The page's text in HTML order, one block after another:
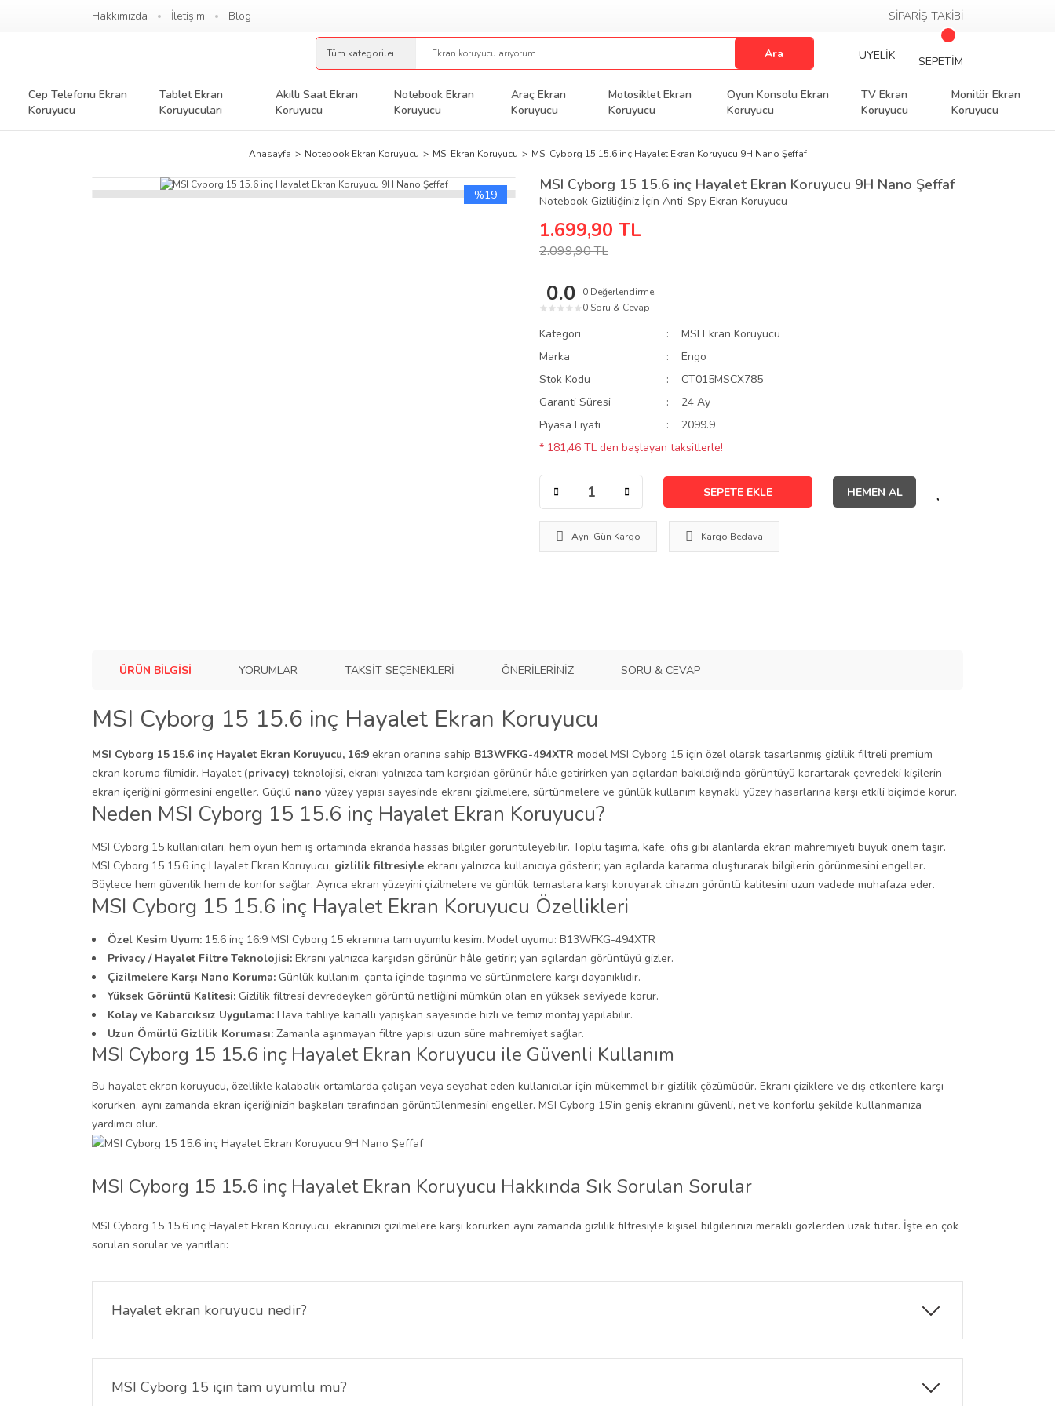
Hakkımızda İletişim Blog SİPARİŞ TAKİBİ
Ara ÜYELİK SEPETİM
Cep Telefonu Ekran
Koruyucu
Tablet Ekran
Koruyucuları
Akıllı Saat Ekran
Koruyucu
Notebook Ekran
Koruyucu
Araç Ekran
Koruyucu
Motosiklet Ekran
Koruyucu
Oyun Konsolu Ekran
Koruyucu
TV Ekran
Koruyucu
Monitör Ekran
Koruyucu
Anasayfa Notebook Ekran Koruyucu MSI Ekran Koruyucu MSI Cyborg 15 15.6 inç Hayalet Ekran Koruyucu 9H Nano Şeffaf
%19
MSI Cyborg 15 15.6 inç Hayalet Ekran Koruyucu 9H Nano Şeffaf
Notebook Gizliliğiniz İçin Anti-Spy Ekran Koruyucu
1.699,90 TL
2.099,90 TL
0.0
★ ★ ★ ★ ★
0 Değerlendirme
0 Soru & Cevap
Kategori
MSI Ekran Koruyucu
Marka
Engo
Stok Kodu
CT015MSCX785
Garanti Süresi
24 Ay
Piyasa Fiyatı
2099.9
* 181,46 TL den başlayan taksitlerle!
SEPETE EKLE HEMEN AL
Aynı Gün Kargo Kargo Bedava
ÜRÜN BILGISI YORUMLAR TAKSIT SEÇENEKLERI ÖNERILERINIZ SORU & CEVAP
MSI Cyborg 15 15.6 inç Hayalet Ekran Koruyucu
MSI Cyborg 15 15.6 inç Hayalet Ekran Koruyucu, 16:9 ekran oranına sahip B13WFKG-494XTR model MSI Cyborg 15 için özel olarak tasarlanmış gizlilik filtreli premium
ekran koruma filmidir. Hayalet (privacy) teknolojisi, ekranı yalnızca tam karşıdan görünür hâle getirirken yan açılardan bakıldığında görüntüyü karartarak çevredeki kişilerin
ekran içeriğini görmesini engeller. Güçlü nano yüzey yapısı sayesinde ekranı çizilmelere, sürtünmelere ve günlük kullanım kaynaklı yüzey hasarlarına karşı etkili biçimde korur.
Neden MSI Cyborg 15 15.6 inç Hayalet Ekran Koruyucu?
MSI Cyborg 15 kullanıcıları, hem oyun hem iş ortamında ekranda hassas bilgiler görüntüleyebilir. Toplu taşıma, kafe, ofis gibi alanlarda ekran mahremiyeti büyük önem taşır.
MSI Cyborg 15 15.6 inç Hayalet Ekran Koruyucu, gizlilik filtresiyle ekranı yalnızca kullanıcıya gösterir; yan açılarda kararma oluşturarak bilgilerin görünmesini engeller.
Böylece hem güvenlik hem de konfor sağlar. Ayrıca ekran yüzeyini çizilmelere ve günlük temaslara karşı koruyarak cihazın görüntü kalitesini uzun vadede muhafaza eder.
MSI Cyborg 15 15.6 inç Hayalet Ekran Koruyucu Özellikleri
Özel Kesim Uyum: 15.6 inç 16:9 MSI Cyborg 15 ekranına tam uyumlu kesim. Model uyumu: B13WFKG-494XTR
Privacy / Hayalet Filtre Teknolojisi: Ekranı yalnızca karşıdan görünür hâle getirir; yan açılardan görüntüyü gizler.
Çizilmelere Karşı Nano Koruma: Günlük kullanım, çanta içinde taşınma ve sürtünmelere karşı dayanıklıdır.
Yüksek Görüntü Kalitesi: Gizlilik filtresi devredeyken görüntü netliğini mümkün olan en yüksek seviyede korur.
Kolay ve Kabarcıksız Uygulama: Hava tahliye kanallı yapışkan sayesinde hızlı ve temiz montaj yapılabilir.
Uzun Ömürlü Gizlilik Koruması: Zamanla aşınmayan filtre yapısı uzun süre mahremiyet sağlar.
MSI Cyborg 15 15.6 inç Hayalet Ekran Koruyucu ile Güvenli Kullanım
Bu hayalet ekran koruyucu, özellikle kalabalık ortamlarda çalışan veya seyahat eden kullanıcılar için mükemmel bir gizlilik çözümüdür. Ekranı çiziklere ve dış etkenlere karşı
korurken, aynı zamanda ekran içeriğinizin başkaları tarafından görüntülenmesini engeller. MSI Cyborg 15’in geniş ekranını güvenli, net ve konforlu şekilde kullanmanıza
yardımcı olur.
MSI Cyborg 15 15.6 inç Hayalet Ekran Koruyucu Hakkında Sık Sorulan Sorular
MSI Cyborg 15 15.6 inç Hayalet Ekran Koruyucu, ekranınızı çizilmelere karşı korurken aynı zamanda gizlilik filtresiyle kişisel bilgilerinizi meraklı gözlerden uzak tutar. İşte en çok
sorulan sorular ve yanıtları:
Hayalet ekran koruyucu nedir?
Hayalet ekran koruyucu, yalnızca tam karşıdan bakıldığında görüntüyü net gösterir. Yan açılardan bakan kişiler ekranı karanlık görür, böylece gizliliğiniz korunur.
MSI Cyborg 15 için tam uyumlu mu?